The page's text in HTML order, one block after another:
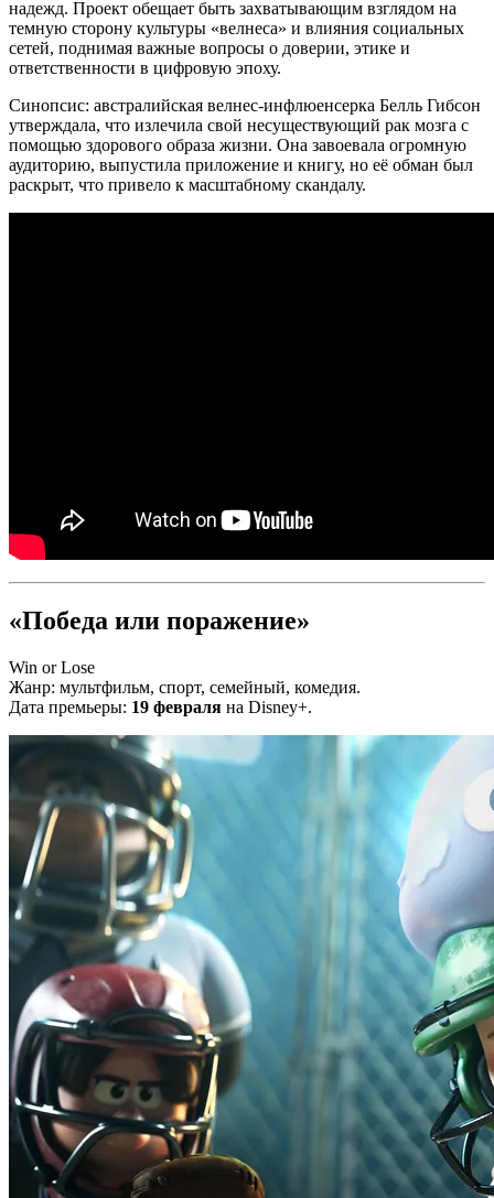
надежд. Проект обещает быть захватывающим взглядом на
темную сторону культуры «велнеса» и влияния социальных
сетей, поднимая важные вопросы о доверии, этике и
ответственности в цифровую эпоху.
Синопсис: австралийская велнес-инфлюенсерка Белль Гибсон
утверждала, что излечила свой несуществующий рак мозга с
помощью здорового образа жизни. Она завоевала огромную
аудиторию, выпустила приложение и книгу, но её обман был
раскрыт, что привело к масштабному скандалу.
«Победа или поражение»
Win or Lose
Жанр: мультфильм, спорт, семейный, комедия.
Дата премьеры: 19 февраля на Disney+.